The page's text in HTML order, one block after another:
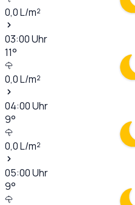
0,0L/m²
03:00Uhr
11°
0,0L/m²
04:00Uhr
9°
0,0L/m²
05:00Uhr
9°